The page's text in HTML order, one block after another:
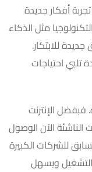
أفكار جديدة
مثل الذكاء
للابتكار.
احتياجات
فبفضل الإنترنت
الناشئة الآن الوصول
للشركات الكبيرة
ويسهل